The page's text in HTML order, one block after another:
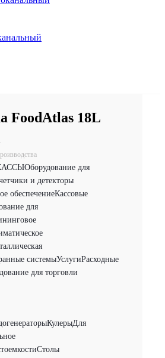
FoodAtlas 18L
Оборудование для
и детекторы
обеспечениеКассовые
для
системыУслугиРасходные
для торговли
КулерыДля
Столы